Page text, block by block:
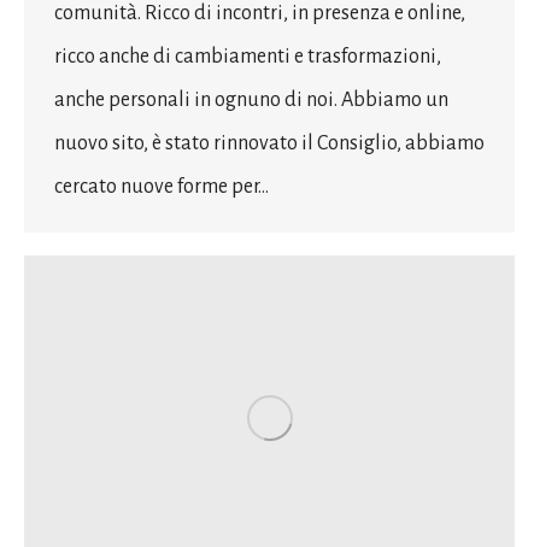
comunità. Ricco di incontri, in presenza e online,
ricco anche di cambiamenti e trasformazioni,
anche personali in ognuno di noi. Abbiamo un
nuovo sito, è stato rinnovato il Consiglio, abbiamo
cercato nuove forme per…